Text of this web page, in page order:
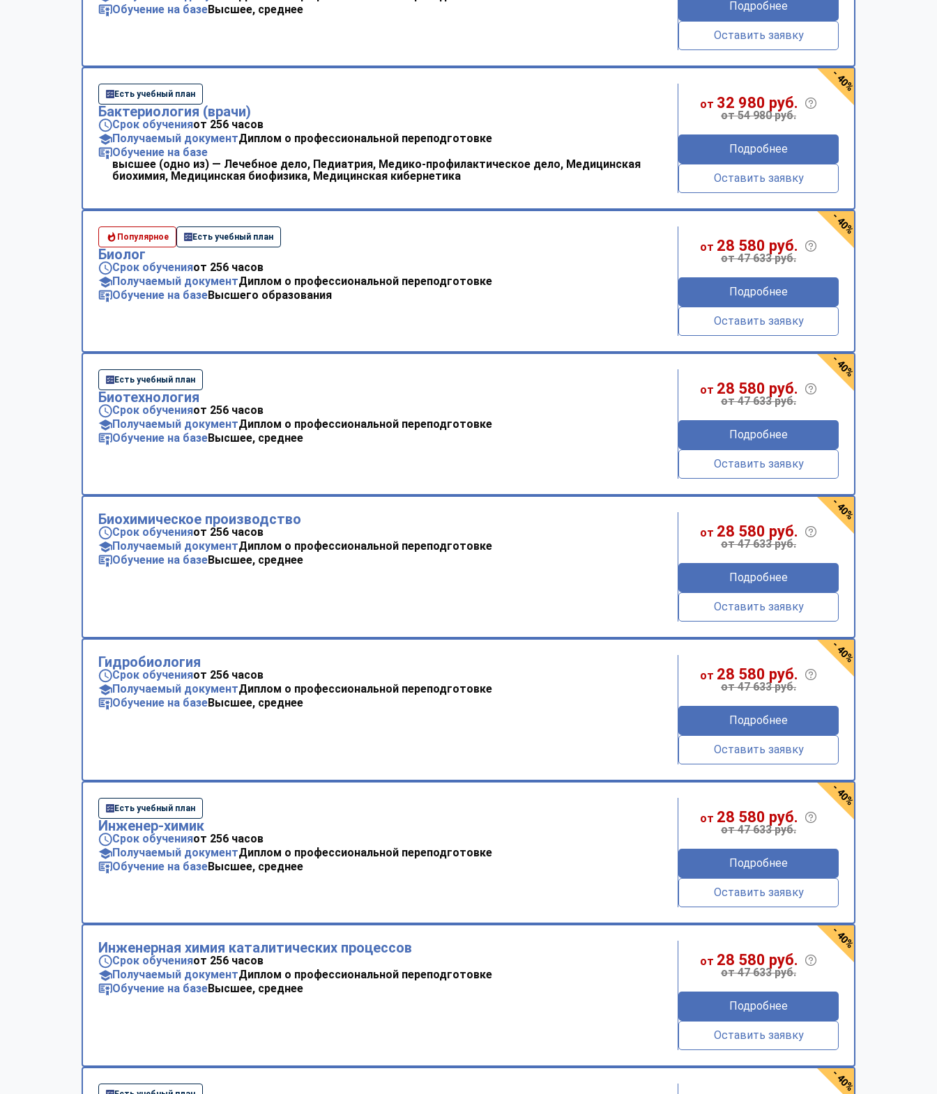
Обучение на базеВысшее, среднее Подробнее
Оставить заявку
Есть учебный план
Бактериология (врачи)
Срок обученияот 256 часов
Получаемый документДиплом о профессиональной переподготовке
Обучение на базе
высшее (одно из) — Лечебное дело, Педиатрия, Медико-профилактическое дело, Медицинская
биохимия, Медицинская биофизика, Медицинская кибернетика
от 32 980 руб.
от 54 980 руб.
Подробнее
Оставить заявку
- 40%
Популярное Есть учебный план
Биолог
Срок обученияот 256 часов
Получаемый документДиплом о профессиональной переподготовке
Обучение на базеВысшего образования
от 28 580 руб.
от 47 633 руб.
Подробнее
Оставить заявку
- 40%
Есть учебный план
Биотехнология
Срок обученияот 256 часов
Получаемый документДиплом о профессиональной переподготовке
Обучение на базеВысшее, среднее
от 28 580 руб.
от 47 633 руб.
Подробнее
Оставить заявку
- 40%
Биохимическое производство
Срок обученияот 256 часов
Получаемый документДиплом о профессиональной переподготовке
Обучение на базеВысшее, среднее
от 28 580 руб.
от 47 633 руб.
Подробнее
Оставить заявку
- 40%
Гидробиология
Срок обученияот 256 часов
Получаемый документДиплом о профессиональной переподготовке
Обучение на базеВысшее, среднее
от 28 580 руб.
от 47 633 руб.
Подробнее
Оставить заявку
- 40%
Есть учебный план
Инженер-химик
Срок обученияот 256 часов
Получаемый документДиплом о профессиональной переподготовке
Обучение на базеВысшее, среднее
от 28 580 руб.
от 47 633 руб.
Подробнее
Оставить заявку
- 40%
Инженерная химия каталитических процессов
Срок обученияот 256 часов
Получаемый документДиплом о профессиональной переподготовке
Обучение на базеВысшее, среднее
от 28 580 руб.
от 47 633 руб.
Подробнее
Оставить заявку
- 40%
- 40%